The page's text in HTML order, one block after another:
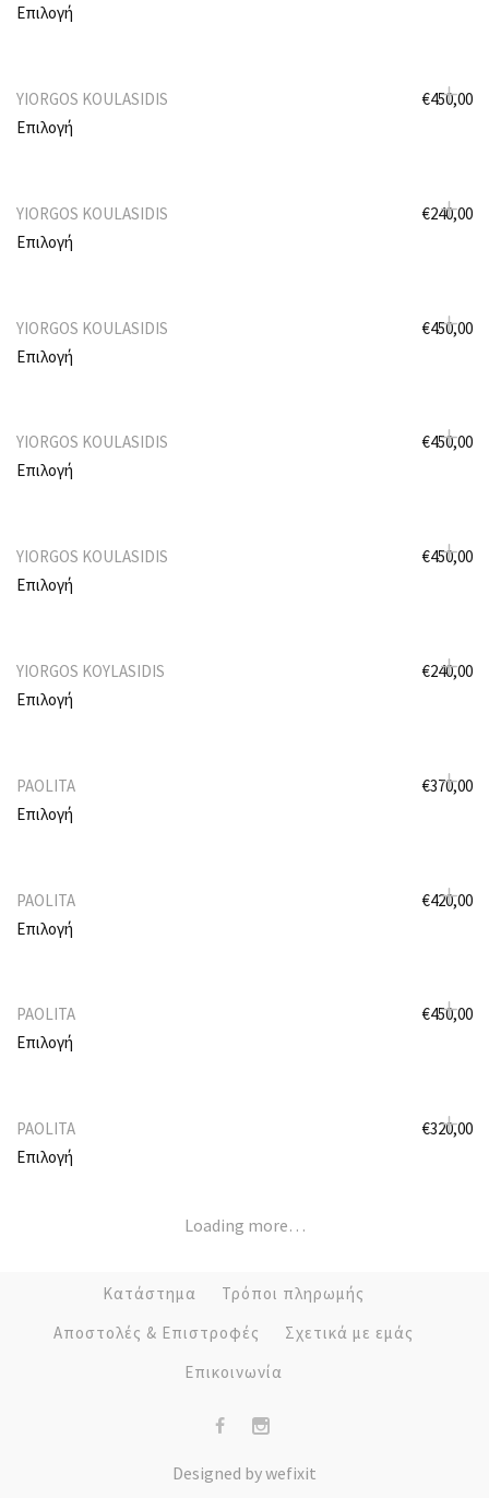
Επιλογή
YIORGOS KOULASIDIS
Επιλογή
€450,00
YIORGOS KOULASIDIS
Επιλογή
€240,00
YIORGOS KOULASIDIS
Επιλογή
€450,00
YIORGOS KOULASIDIS
Επιλογή
€450,00
YIORGOS KOULASIDIS
Επιλογή
€450,00
YIORGOS KOYLASIDIS
Επιλογή
€240,00
PAOLITA
Επιλογή
€370,00
PAOLITA
Επιλογή
€420,00
PAOLITA
Επιλογή
€450,00
PAOLITA
Επιλογή
€320,00
Κατάστημα
Τρόποι πληρωμής
Αποστολές & Επιστροφές
Σχετικά με εμάς
Επικοινωνία
Designed bywefixit